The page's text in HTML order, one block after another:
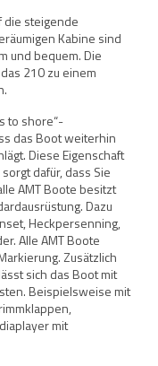
die steigende
Kabine sind
und bequem. Die
210 zu einem
to shore“-
das Boot weiterhin
Diese Eigenschaft
dafür, dass Sie
AMT Boote besitzt
Dazu
Heckpersenning,
Alle AMT Boote
Zusätzlich
sich das Boot mit
Beispielsweise mit
mit